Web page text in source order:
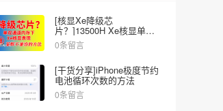
[核显Xe降级芯
片？]13500H Xe核显单双
内存的差异
0条留言
[干货分享]iPhone极度节约
电池循环次数的方法
0条留言